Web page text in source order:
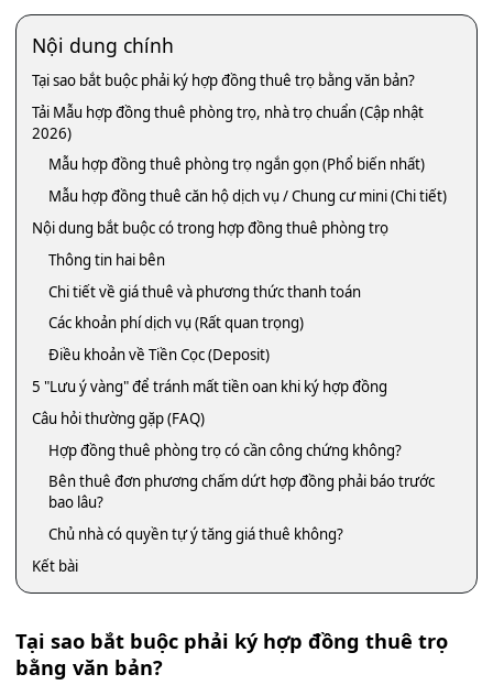
Nội dung chính
Tại sao bắt buộc phải ký hợp đồng thuê trọ bằng văn bản?
Tải Mẫu hợp đồng thuê phòng trọ, nhà trọ chuẩn (Cập nhật
2026)
Mẫu hợp đồng thuê phòng trọ ngắn gọn (Phổ biến nhất)
Mẫu hợp đồng thuê căn hộ dịch vụ / Chung cư mini (Chi tiết)
Nội dung bắt buộc có trong hợp đồng thuê phòng trọ
Thông tin hai bên
Chi tiết về giá thuê và phương thức thanh toán
Các khoản phí dịch vụ (Rất quan trọng)
Điều khoản về Tiền Cọc (Deposit)
5 "Lưu ý vàng" để tránh mất tiền oan khi ký hợp đồng
Câu hỏi thường gặp (FAQ)
Hợp đồng thuê phòng trọ có cần công chứng không?
Bên thuê đơn phương chấm dứt hợp đồng phải báo trước
bao lâu?
Chủ nhà có quyền tự ý tăng giá thuê không?
Kết bài
Tại sao bắt buộc phải ký hợp đồng thuê trọ
bằng văn bản?